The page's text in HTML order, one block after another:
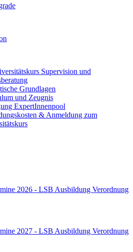
Supervision und
Grundlagen
und Zeugnis
ExpertInnenpool
& Anmeldung zum
2026 - LSB Ausbildung Verordnung
2027 - LSB Ausbildung Verordnung